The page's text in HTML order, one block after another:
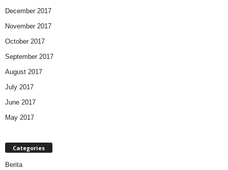
December 2017
November 2017
October 2017
September 2017
August 2017
July 2017
June 2017
May 2017
Categories
Berita